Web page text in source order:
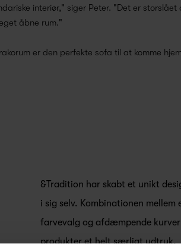
interiør," siger Peter. "Det er storslået
åbne rum."
er den perfekte sofa til at komme
&Tradition har skabt et unikt
i sig selv. Kombinationen
farvevalg og afdæmpende
produkter et helt særligt udtryk.